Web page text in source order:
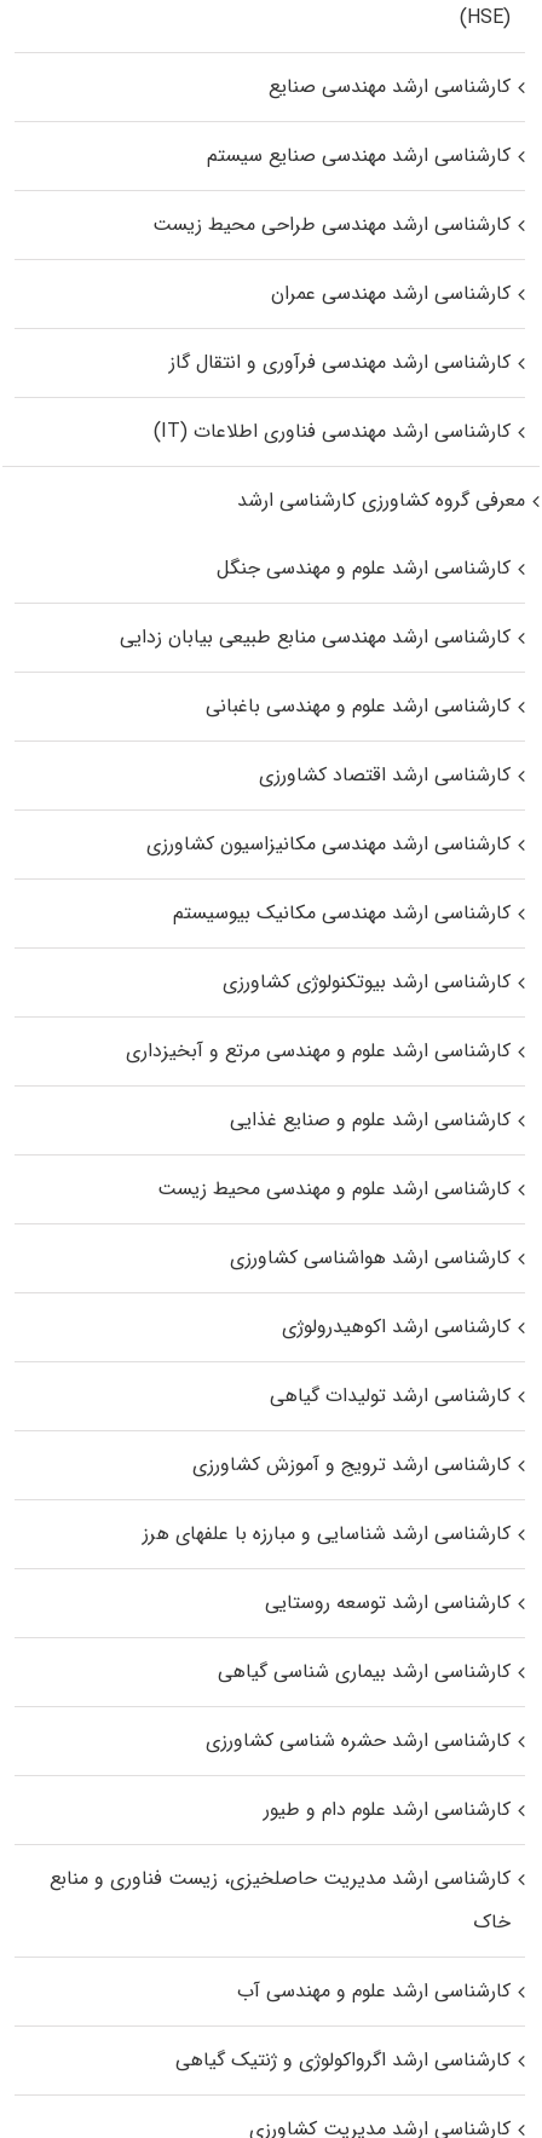
(HSE)
کارشناسی ارشد مهندسی صنایع
کارشناسی ارشد مهندسی صنایع سیستم
کارشناسی ارشد مهندسی طراحی محیط زیست
کارشناسی ارشد مهندسی عمران
کارشناسی ارشد مهندسی فرآوری و انتقال گاز
کارشناسی ارشد مهندسی فناوری اطلاعات (IT)
معرفی گروه کشاورزی کارشناسی ارشد
کارشناسی ارشد علوم و مهندسی جنگل
کارشناسی ارشد مهندسی منابع طبیعی بیابان زدایی
کارشناسی ارشد علوم و مهندسی باغبانی
کارشناسی ارشد اقتصاد کشاورزی
کارشناسی ارشد مهندسی مکانیزاسیون کشاورزی
کارشناسی ارشد مهندسی مکانیک بیوسیستم
کارشناسی ارشد بیوتکنولوژی کشاورزی
کارشناسی ارشد علوم و مهندسی مرتع و آبخیزداری
کارشناسی ارشد علوم و صنایع غذایی
کارشناسی ارشد علوم و مهندسی محیط زیست
کارشناسی ارشد هواشناسی کشاورزی
کارشناسی ارشد اکوهیدرولوژی
کارشناسی ارشد تولیدات گیاهی
کارشناسی ارشد ترویج و آموزش کشاورزی
کارشناسی ارشد شناسایی و مبارزه با علفهای هرز
کارشناسی ارشد توسعه روستایی
کارشناسی ارشد بیماری‌ شناسی گیاهی
کارشناسی ارشد حشره‌ شناسی کشاورزی
کارشناسی ارشد علوم دام و طیور
کارشناسی ارشد مدیریت حاصلخیزی، زیست فناوری و منابع
خاک
کارشناسی ارشد علوم و مهندسی آب
کارشناسی ارشد اگرواکولوژی و ژنتیک گیاهی
کارشناسی ارشد مدیریت کشاورزی